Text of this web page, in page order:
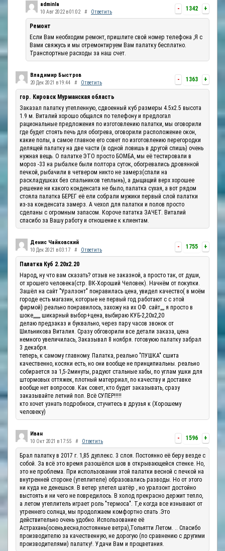
- 1342 +
adminla
10 Авг 2022 в 01:02 # Ответить
Ремонт
Если Вам необходим ремонт, пришлите свой номер телефона ,Я с
Вами свяжусь и мы отремонтируем Вам палатку бесплатно.
Транспортные расходы за наш счет.
- 1363 +
Владимир Быстров
20 Дек 2021 в 19:44 # Ответить
гор. Кировск Мурманская область
Заказал палатку утепленную, сдвоенный куб размеры 4.5х2.5 высота
1.9 м. Виталий хорошо общался по телефону и предлогал
рациональные предложения по изготовлению палатки, мы оговорили
где будет стоять печь для обогрева, оговорили расположение окон,
какие полы, а самое главное его совет по изготовлению перегородки
делящей палатку на две части (в одной ловишь в другой спишь) очень
нужная вещь. О палатке ЭТО просто БОМБА, мы её тестировали в
мороз -33 на рыбалке были полтора суток, обогревались дровянной
печкой, рыбачили в четвером никто не замерз(спали на
раскладушках без спальников теплынь), а дыщащий верх хорошее
решение ни какого конденсата не было, палатка сухая, а вот рядом
стояла палатка БЕРЕГ её ели собрали мужики первый слой палатки
из-за конденсата замерз. А чехол для палатки и полов просто
сделаны с огромным запасом. Короче пататка ЗАЧЕТ. Виталий
спасибо за Вашу работу и отношение к клиентам.
- 1755 +
Денис Чайковский
10 Дек 2021 в 03:17 # Ответить
Палатка Куб 2.20x2.20
Народ, ну что вам сказать? отзыв не заказной, а просто так, от души,
от хрошего человека(стр. ВК-Хороший Человек). Начнём от покупки.
Зашёл на сайт "Уралзонт" понравилась цена, увидел качество( в моём
городе есть магазин, которые не первый год работают с с этой
фирмой) реально понравилось, захожу на их ОФ. сайт,,,, я просто в
шоке,,,,,,, шикарный выбор+цена, выбираю КУБ-2,20х2,20
делаю предзаказ и буквально, через пару часов звонок от
Шильникова Виталия. Сразу обговорили все детали заказа, цена
немного увеличилась, Заказывал 8 ноября. готовуюю палатку забрал
3 декабря.
теперь, к самому главному. Палатка, реально "ПУШКА" сшита
качественно, косяки есть, но они вообще не принципиальны. реально
собирается за 1,5-2минуты, радуют стальные хабы, по углам ушки для
штормовых оттяжек, плотный матерриал, по качеству и доставке
вообще нет вопросов. Как совет, кто будет заказывать, сразу
заказывайте летний пол. Всё СУПЕР!!!!!
кто хочет узнать подробноси, стучитесь в друзья к (Хорошему
человеку)
- 1596 +
Иван
10 Окт 2021 в 17:55 # Ответить
Брал палатку в 2017 г. 1,85 дуплекс. 3 слоя. Постоянно её беру везде с
собой. За всё это время разошёлся шов в открывающейся стенке. Но,
это не проблема. При использовании этой палатки весной с печкой на
внутренней стороне (утеплителе) образовались разводы. Но от этого
ни куда не денешься. В ветер улетел шатёр , но уралзонт достойно
выстоять и ни чего не повредилось. В холод прекрасно держит тепло,
а летом утеплитель играет роль "термоса". Т,е когда все изнывают от
утреннего солнца, мы продолжаем комфортно спать .Это
действительно очень удобно. Использование её
Астрахань(осень,весна,постоянные ветра),Тольятти Летом. .. Спасибо
производителю за качественную, не дорогую (по сравнению с другими
производителями) палатку!. Удачи Вам и процветания.